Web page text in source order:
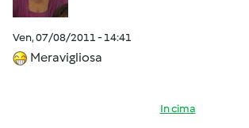
Ven, 07/08/2011 - 14:41
Meravigliosa
In cima